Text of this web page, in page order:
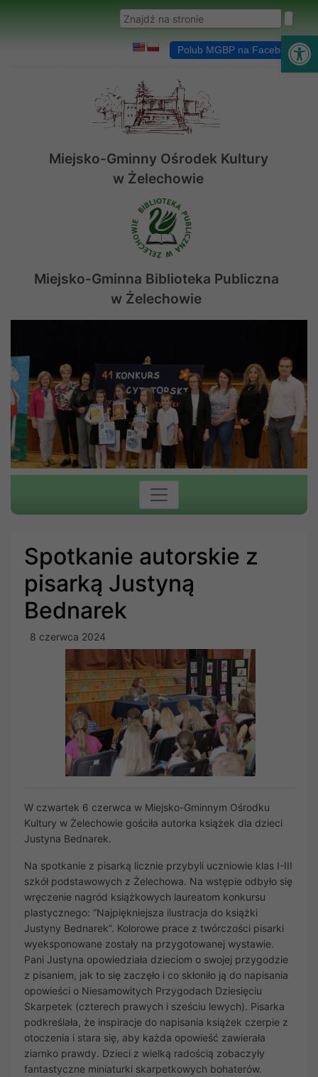
Wyszukaj w serwisie
Polub MGBP na Facebooku
Miejsko-Gminny Ośrodek Kultury
w Żelechowie
Miejsko-Gminna Biblioteka Publiczna
w Żelechowie
Spotkanie autorskie z
pisarką Justyną
Bednarek
8 czerwca 2024
W czwartek 6 czerwca w Miejsko-Gminnym Ośrodku
Kultury w Żelechowie gościła autorka książek dla dzieci
Justyna Bednarek.
Na spotkanie z pisarką licznie przybyli uczniowie klas I-III
szkół podstawowych z Żelechowa. Na wstępie odbyło się
wręczenie nagród książkowych laureatom konkursu
plastycznego: ”Najpiękniejsza ilustracja do książki
Justyny Bednarek”. Kolorowe prace z twórczości pisarki
wyeksponowane zostały na przygotowanej wystawie.
Pani Justyna opowiedziała dzieciom o swojej przygodzie
z pisaniem, jak to się zaczęło i co skłoniło ją do napisania
opowieści o Niesamowitych Przygodach Dziesięciu
Skarpetek (czterech prawych i sześciu lewych). Pisarka
podkreślała, że inspiracje do napisania książek czerpie z
otoczenia i stara się, aby każda opowieść zawierała
ziarnko prawdy. Dzieci z wielką radością zobaczyły
fantastyczne miniaturki skarpetkowych bohaterów.